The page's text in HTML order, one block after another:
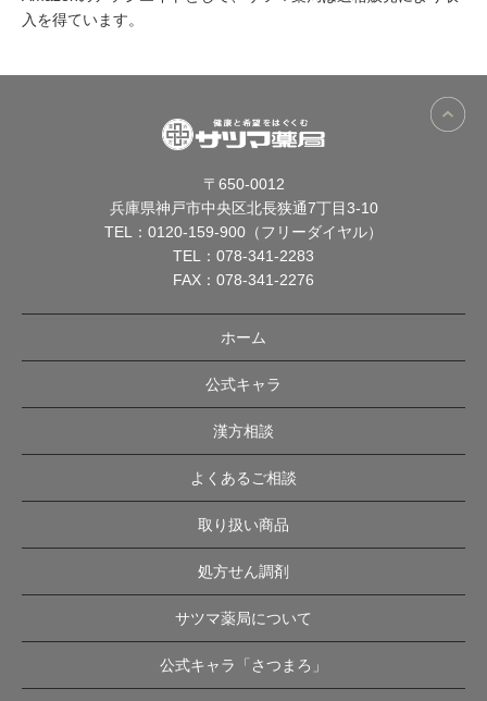
入を得ています。
〒650-0012
兵庫県神戸市中央区北長狭通7丁目3-10
TEL： 0120-159-900（フリーダイヤル）
TEL： 078-341-2283
FAX：078-341-2276
ホーム
公式キャラ
漢方相談
よくあるご相談
取り扱い商品
処方せん調剤
サツマ薬局について
公式キャラ「さつまろ」